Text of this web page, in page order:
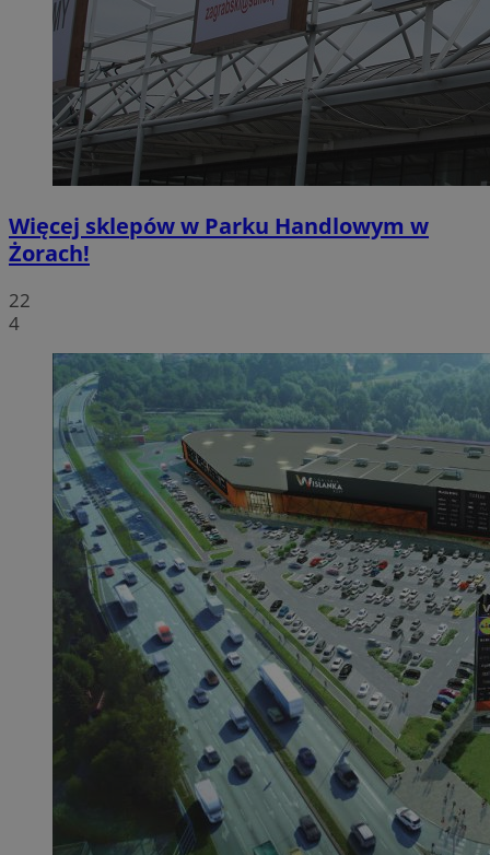
Więcej sklepów w Parku Handlowym w
Żorach!
22
4